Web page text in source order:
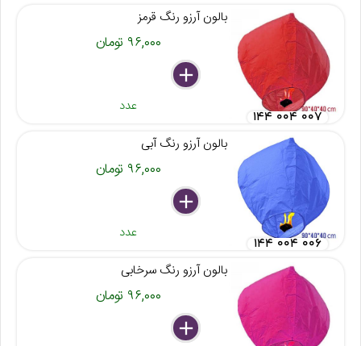
بالون آرزو رنگ قرمز
۹۶,۰۰۰ تومان
delete
remove
add
عدد
۱۴۴ ۰۰۴ ۰۰۷
بالون آرزو رنگ آبی
۹۶,۰۰۰ تومان
delete
remove
add
عدد
۱۴۴ ۰۰۴ ۰۰۶
بالون آرزو رنگ سرخابی
۹۶,۰۰۰ تومان
delete
remove
add